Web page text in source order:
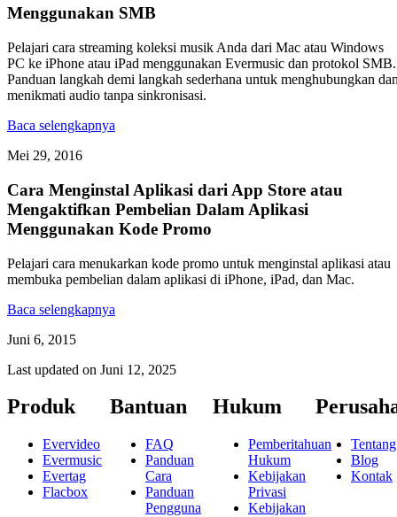
Menggunakan SMB
Pelajari cara streaming koleksi musik Anda dari Mac atau Windows
PC ke iPhone atau iPad menggunakan Evermusic dan protokol SMB.
Panduan langkah demi langkah sederhana untuk menghubungkan
menikmati audio tanpa sinkronisasi.
Baca selengkapnya
Mei 29, 2016
Cara Menginstal Aplikasi dari App Store atau
Mengaktifkan Pembelian Dalam Aplikasi
Menggunakan Kode Promo
Pelajari cara menukarkan kode promo untuk menginstal aplikasi atau
membuka pembelian dalam aplikasi di iPhone, iPad, dan Mac.
Baca selengkapnya
Juni 6, 2015
Last updated on Juni 12, 2025
Produk
Evervideo
Evermusic
Evertag
Flacbox
Bantuan
FAQ
Panduan
Cara
Panduan
Pengguna
Hukum
Pemberitahuan
Hukum
Kebijakan
Privasi
Kebijakan
Tentang
Blog
Kontak